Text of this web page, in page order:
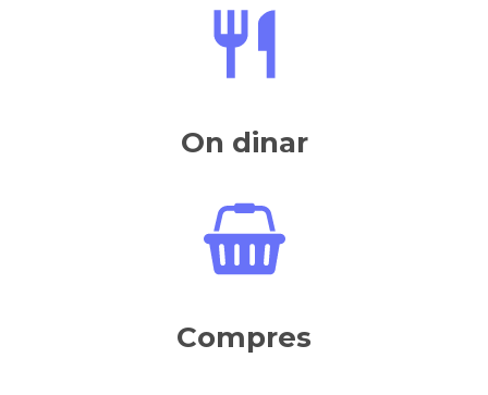
On dinar
Compres